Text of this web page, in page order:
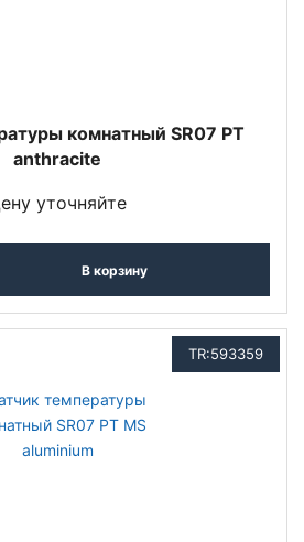
комнатный SR07 PT
anthracite
уточняйте
В корзину
TR:593359